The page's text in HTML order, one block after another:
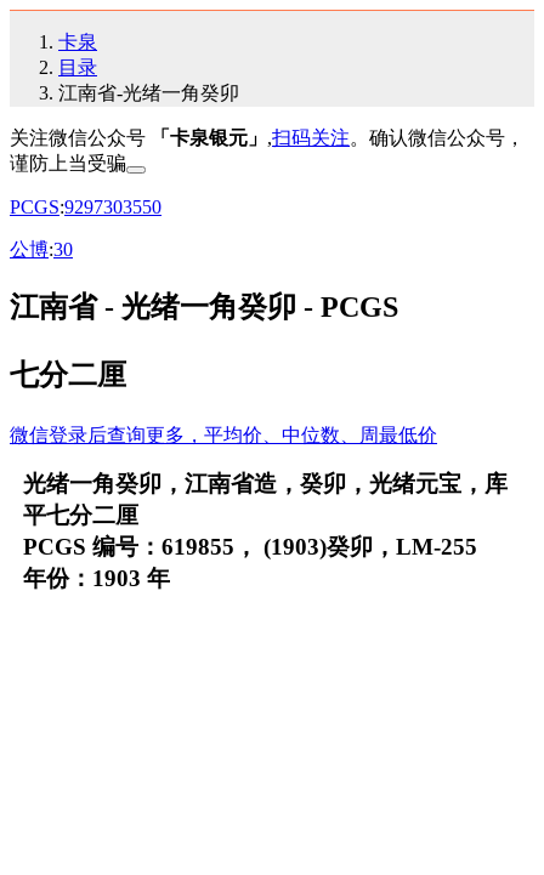
卡泉
目录
江南省-光绪一角癸卯
关注微信公众号 「卡泉银元」 ,扫码关注。确认微信公众号，
谨防上当受骗
PCGS:9297303550
公博:30
江南省 - 光绪一角癸卯 - PCGS
七分二厘
微信登录后查询更多，平均价、中位数、周最低价
光绪一角癸卯，江南省造，癸卯，光绪元宝，库
平七分二厘
PCGS 编号：619855， (1903)癸卯，LM-255
年份：1903 年